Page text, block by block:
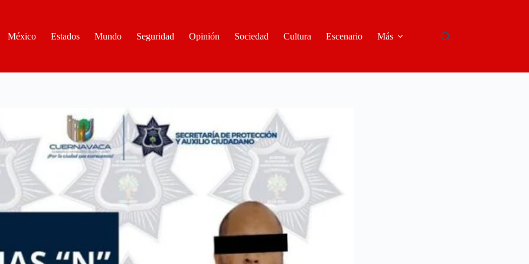
México
Estados Mundo Seguridad Opinión Sociedad Cultura Escenario Más